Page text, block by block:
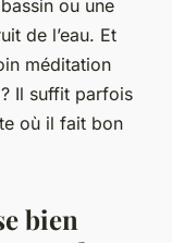
ou une
de l’eau. Et
méditation
Il suffit parfois
où il fait bon
bien